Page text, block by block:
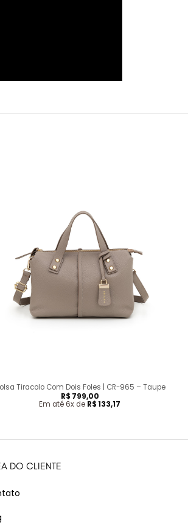
Tiracolo Com Dois Foles | CR-965 – Taupe
R$ 799,00
Em até 6x de R$133,17
DO CLIENTE